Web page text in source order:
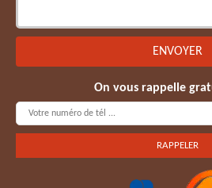
On vous rappelle